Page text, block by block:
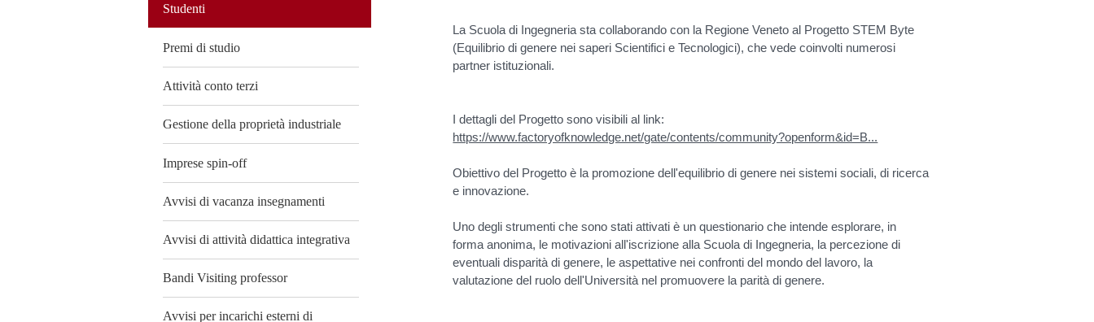
Studenti
Premi di studio
Attività conto terzi
Gestione della proprietà industriale
Imprese spin-off
Avvisi di vacanza insegnamenti
Avvisi di attività didattica integrativa
Bandi Visiting professor
Avvisi per incarichi esterni di
La Scuola di Ingegneria sta collaborando con la Regione Veneto al Progetto STEM Byte
(Equilibrio di genere nei saperi Scientifici e Tecnologici), che vede coinvolti numerosi
partner istituzionali.
I dettagli del Progetto sono visibili al link:
https://www.factoryofknowledge.net/gate/contents/community?openform&id=B...
Obiettivo del Progetto è la promozione dell'equilibrio di genere nei sistemi sociali, di ricerca
e innovazione.
Uno degli strumenti che sono stati attivati è un questionario che intende esplorare, in
forma anonima, le motivazioni all'iscrizione alla Scuola di Ingegneria, la percezione di
eventuali disparità di genere, le aspettative nei confronti del mondo del lavoro, la
valutazione del ruolo dell'Università nel promuovere la parità di genere.